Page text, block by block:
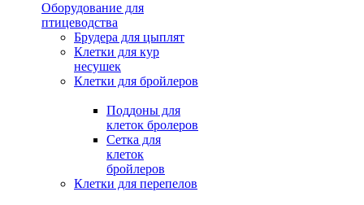
Оборудование для
птицеводства
Брудера для цыплят
Клетки для кур
несушек
Клетки для бройлеров
Поддоны для
клеток бролеров
Сетка для
клеток
бройлеров
Клетки для перепелов